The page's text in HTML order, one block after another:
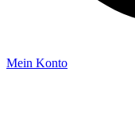
Mein Konto